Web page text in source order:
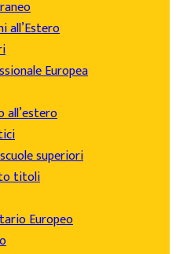
all’Estero
Europea
all’estero
superiori
titoli
Europeo